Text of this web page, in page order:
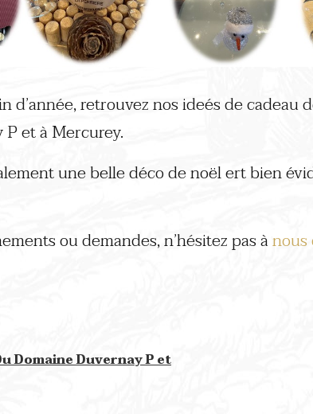
d’année, retrouvez nos ideés de cadeau
et à Mercurey.
une belle déco de noël ert bien
ou demandes, n’hésitez pas à
Domaine Duvernay P et